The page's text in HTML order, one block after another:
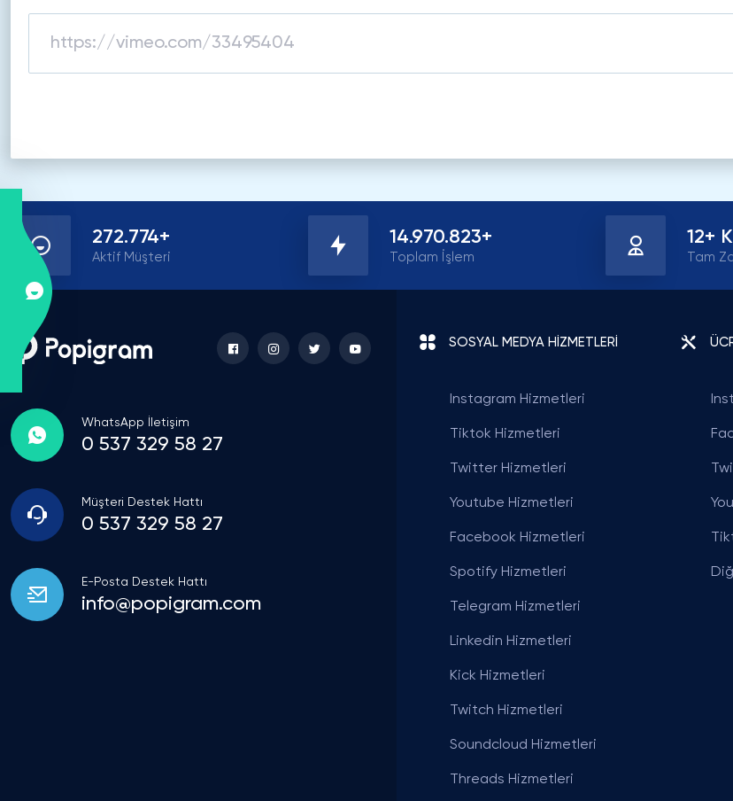
272.774+
Aktif Müşteri
14.970.823+
Toplam İşlem
12+
Tam
WhatsApp İletişim
0 537 329 58 27
Müşteri Destek Hattı
0 537 329 58 27
E-Posta Destek Hattı
info@popigram.com
SOSYAL MEDYA HİZMETLERİ
Instagram Hizmetleri
Tiktok Hizmetleri
Twitter Hizmetleri
Youtube Hizmetleri
Facebook Hizmetleri
Spotify Hizmetleri
Telegram Hizmetleri
Linkedin Hizmetleri
Kick Hizmetleri
Twitch Hizmetleri
Soundcloud Hizmetleri
Threads Hizmetleri